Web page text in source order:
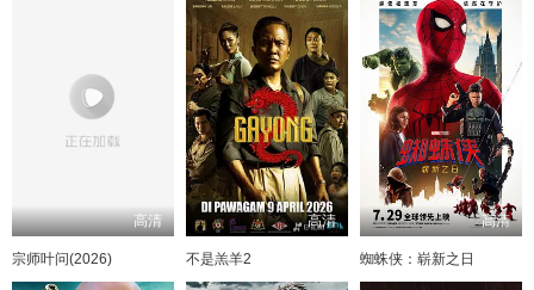
高清
宗师叶问(2026)
高清
不是羔羊2
高清
蜘蛛侠：崭新之日